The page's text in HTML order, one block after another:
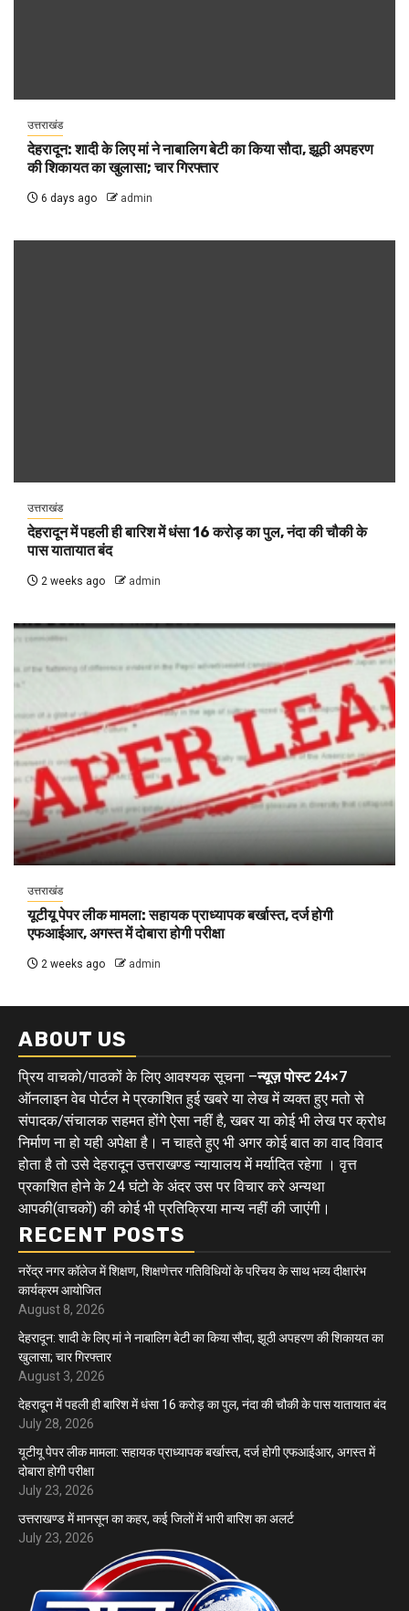
उत्तराखंड
देहरादून: शादी के लिए मां ने नाबालिग बेटी का किया सौदा, झूठी अपहरण
की शिकायत का खुलासा; चार गिरफ्तार
6 days ago admin
उत्तराखंड
देहरादून में पहली ही बारिश में धंसा 16 करोड़ का पुल, नंदा की चौकी के
पास यातायात बंद
2 weeks ago admin
उत्तराखंड
यूटीयू पेपर लीक मामला: सहायक प्राध्यापक बर्खास्त, दर्ज होगी
एफआईआर, अगस्त में दोबारा होगी परीक्षा
2 weeks ago admin
ABOUT US
प्रिय वाचको/पाठकों के लिए आवश्यक सूचना –न्यूज़ पोस्ट 24×7
ऑनलाइन वेब पोर्टल मे प्रकाशित हुई खबरे या लेख में व्यक्त हुए मतो से
संपादक/संचालक सहमत होंगे ऐसा नहीं है, खबर या कोई भी लेख पर क्रोध
निर्माण ना हो यही अपेक्षा है। न चाहते हुए भी अगर कोई बात का वाद विवाद
होता है तो उसे देहरादून उत्तराखण्ड न्यायालय में मर्यादित रहेगा । वृत्त
प्रकाशित होने के 24 घंटो के अंदर उस पर विचार करे अन्यथा
आपकी(वाचकों) की कोई भी प्रतिक्रिया मान्य नहीं की जाएंगी।
RECENT POSTS
नरेंद्र नगर कॉलेज में शिक्षण, शिक्षणेत्तर गतिविधियों के परिचय के साथ भव्य दीक्षारंभ
कार्यक्रम आयोजित
August 8, 2026
देहरादून: शादी के लिए मां ने नाबालिग बेटी का किया सौदा, झूठी अपहरण की शिकायत का
खुलासा; चार गिरफ्तार
August 3, 2026
देहरादून में पहली ही बारिश में धंसा 16 करोड़ का पुल, नंदा की चौकी के पास यातायात बंद
July 28, 2026
यूटीयू पेपर लीक मामला: सहायक प्राध्यापक बर्खास्त, दर्ज होगी एफआईआर, अगस्त में
दोबारा होगी परीक्षा
July 23, 2026
उत्तराखण्ड में मानसून का कहर, कई जिलों में भारी बारिश का अलर्ट
July 23, 2026